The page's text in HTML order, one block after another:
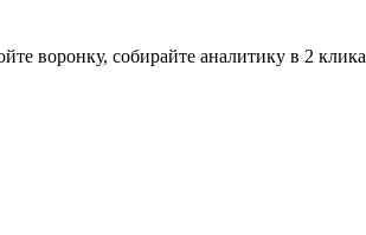
воронку, собирайте аналитику в 2 клика